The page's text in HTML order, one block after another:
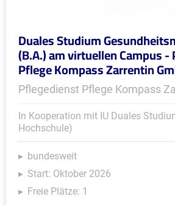
Duales Studium
(B.A.) am virtuellen Campus
Pflege Kompass Zarrentin
Pflegedienst Pflege Kompass
In Kooperation mit IU Duales
Hochschule)
bundesweit
Start: Oktober 2026
Freie Plätze: 1